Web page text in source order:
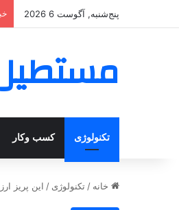
پنج‌شنبه, آگوست 6 2026
تکنولوژی کسب وکار
خانه / تکنولوژی / این پریز